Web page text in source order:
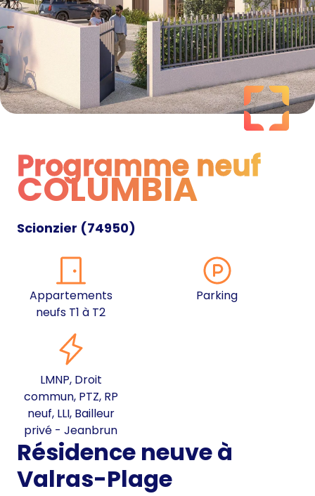
Programme neuf
Programme neuf
COLUMBIA
Scionzier (74950)
Appartements
neufs T1 à T2
Parking
LMNP, Droit
commun, PTZ, RP
neuf, LLI, Bailleur
privé - Jeanbrun
Résidence neuve à
Valras-Plage